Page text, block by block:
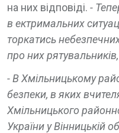
на них відповіді. -
в ектримальних
торкатись
про них рятувальників,
- В Хмільницькому
безпеки, в яких
Хмільницького
України у Вінницькій